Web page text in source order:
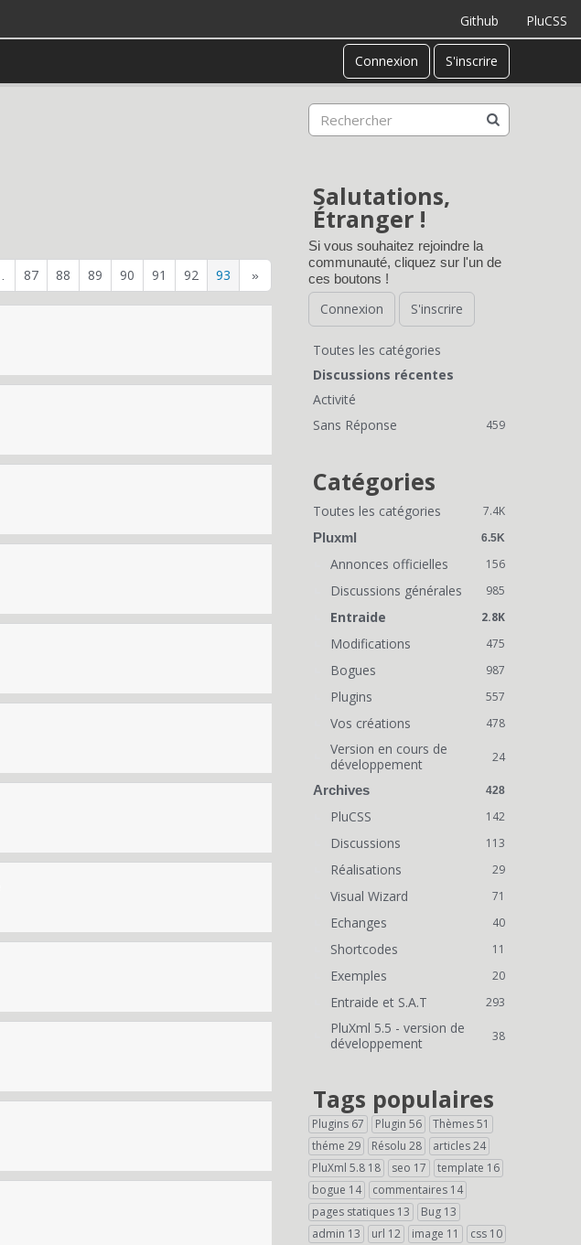
PluCSS
Github
Connexion S'inscrire
87 88 89 90 91 92 93 »
Salutations,
Étranger !
Si vous souhaitez rejoindre la
communauté, cliquez sur l'un de
ces boutons !
Connexion S'inscrire
L
i
e
n
s
r
Toutes les catégories
Discussions récentes
Activité
Sans Réponse
459
Catégories
7.4K
Toutes les catégories
6.5K
Pluxml
156
Annonces officielles
985
Discussions générales
2.8K
Entraide
475
Modifications
987
Bogues
557
Plugins
478
Vos créations
24
Version en cours de
développement
428
Archives
142
PluCSS
113
Discussions
29
Réalisations
71
Visual Wizard
40
Echanges
11
Shortcodes
20
Exemples
293
Entraide et S.A.T
38
PluXml 5.5 - version de
développement
Tags populaires
Plugins 67 Plugin 56 Thèmes51
théme 29 Résolu 28 articles24
PluXml 5.8 18 seo 17 template 16
bogue 14 commentaires 14
pages statiques 13 Bug 13
admin 13 url 12 image 11 css 10